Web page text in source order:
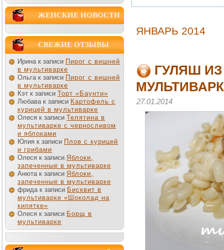
ЖЕНСКИЕ НОВОСТИ
СВЕЖИЕ ОТЗЫВЫ
Ирина к записи Пирог с вишней
в мультиварке
Ольга к записи Пирог с вишней
в мультиварке
Кэт к записи Торт «Баунти»
Любава к записи Картофель с
курицей в мультиварке
Олеся к записи Телятина в
мультиварке с черносливом
и яблоками
Юлия к записи Плов с курицей
и грибами
Олеся к записи Яблоки,
запеченные в мультиварке
Анюта к записи Яблоки,
запеченные в мультиварке
фрида к записи Бисквит в
мультиварке «Шоколад на
кипятке»
Олеся к записи Борщ в
мультиварке
ЯНВАРЬ 2014
ГУЛЯШ
27.01.2014